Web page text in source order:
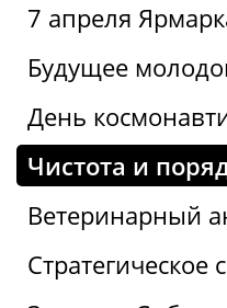
7 апреля
Будущее
День
Чистота и
Ветеринарный
Стратегическое